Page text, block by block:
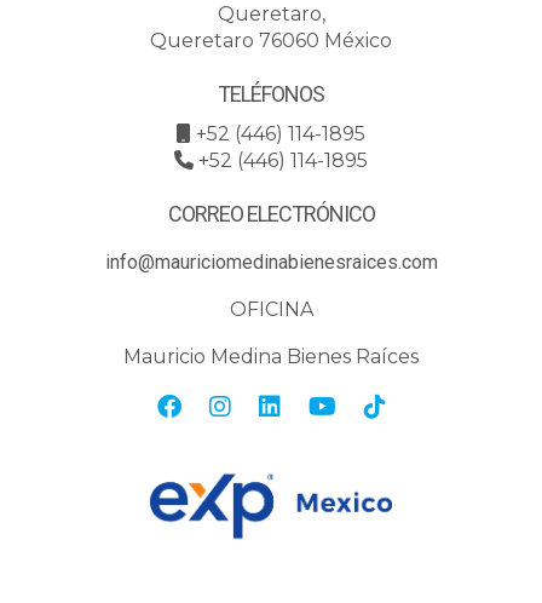
Queretaro,
Queretaro 76060 México
TELÉFONOS
+52 (446) 114-1895
+52 (446) 114-1895
CORREO ELECTRÓNICO
info@mauriciomedinabienesraices.com
OFICINA
Mauricio Medina Bienes Raíces